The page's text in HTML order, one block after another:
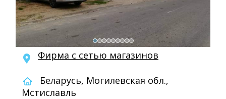
Фирма с сетью магазинов
Беларусь, Могилевская обл.,
Мстиславль